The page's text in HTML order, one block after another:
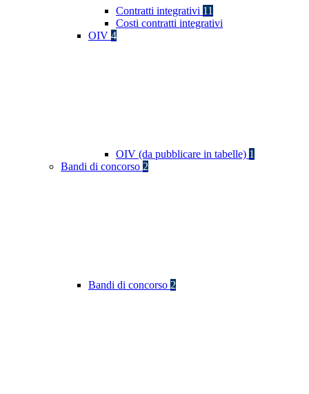
Contratti integrativi 11
Costi contratti integrativi
OIV 4
OIV (da pubblicare in tabelle) 1
Bandi di concorso 2
Bandi di concorso 2